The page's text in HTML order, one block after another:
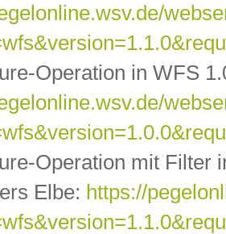
Operation in WFS
Operation mit Filter
Elbe: https://